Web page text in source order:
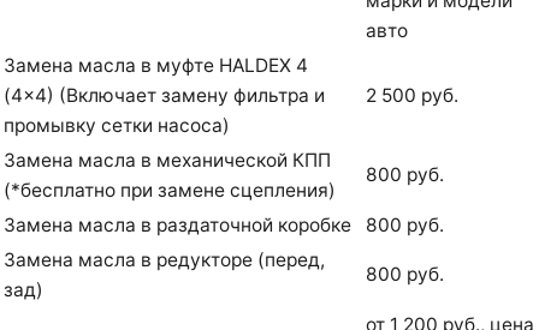
авто
Замена масла в муфте HALDEX 4
(4x4) (Включает замену фильтра и
промывку сетки насоса)
2 500 руб.
Замена масла в механической КПП
(*бесплатно при замене сцепления)
800 руб.
Замена масла в раздаточной коробке
800 руб.
Замена масла в редукторе (перед,
зад)
800 руб.
от 1 200 руб., цена